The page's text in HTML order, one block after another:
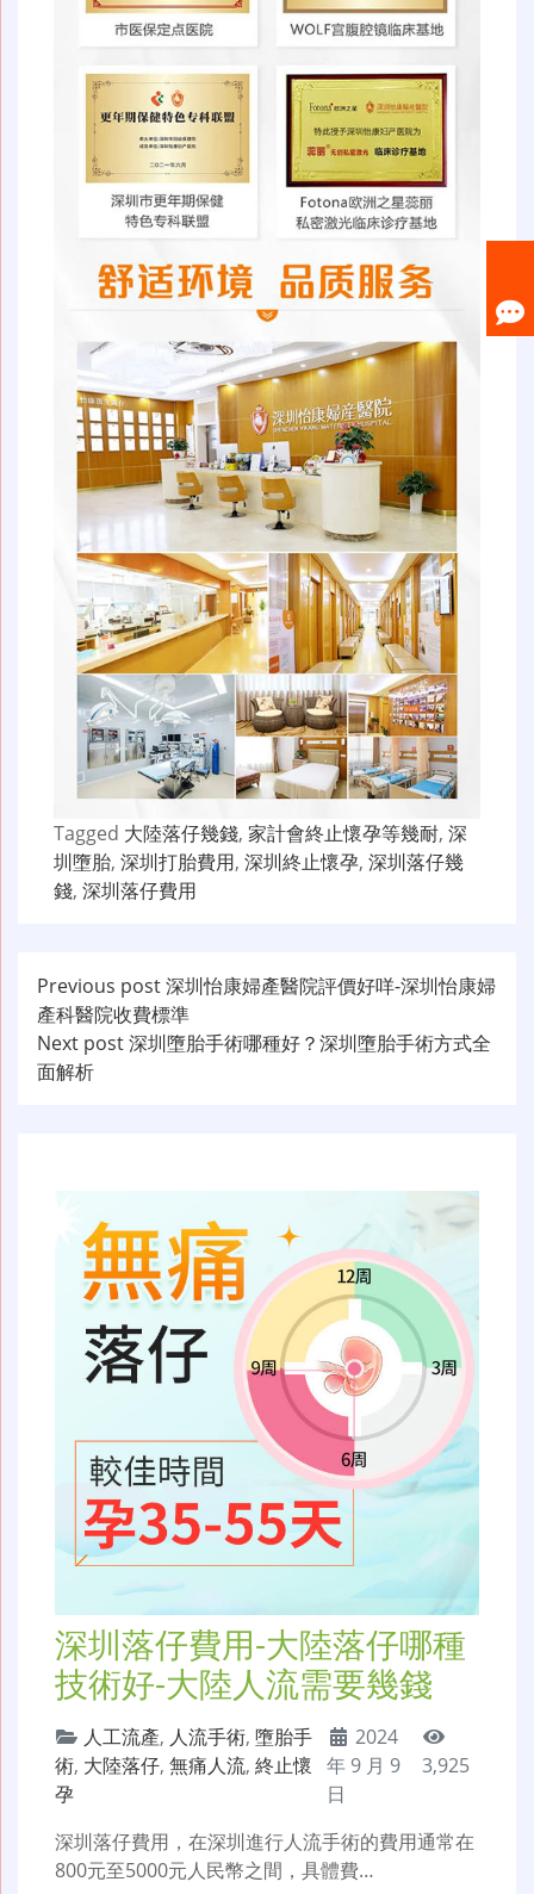
Tagged 大陸落仔幾錢, 家計會終止懷孕等幾耐, 深
圳墮胎, 深圳打胎費用, 深圳終止懷孕, 深圳落仔幾
錢, 深圳落仔費用
文
章
导
Previous post深圳怡康婦產醫院評價好咩-深圳怡康婦
產科醫院收費標準
Next post深圳墮胎手術哪種好？深圳墮胎手術方式全
面解析
深圳落仔費用-大陸落仔哪種
技術好-大陸人流需要幾錢
人工流產, 人流手術, 墮胎手
術, 大陸落仔, 無痛人流, 終止懷
孕
2024
年 9 月 9
日
3,925
深圳落仔費用，在深圳進行人流手術的費用通常在
800元至5000元人民幣之間，具體費…